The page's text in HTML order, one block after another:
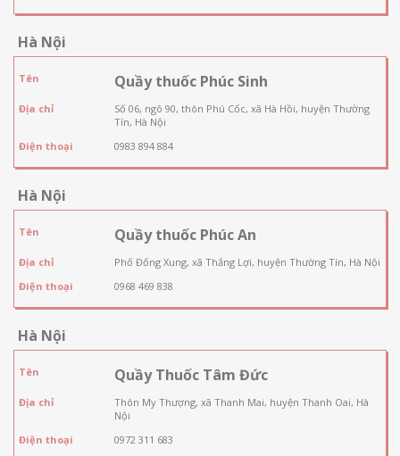
Hà Nội
Tên Quầy thuốc Phúc Sinh
Địa chỉ
Số 06, ngõ 90, thôn Phú Cốc, xã Hà Hồi, huyện Thường
Tín, Hà Nội
Điện thoại
0983 894 884
Hà Nội
Tên Quầy thuốc Phúc An
Địa chỉ
Phố Đống Xung, xã Thắng Lợi, huyện Thường Tín, Hà Nội
Điện thoại
0968 469 838
Hà Nội
Tên Quầy Thuốc Tâm Đức
Địa chỉ
Thôn My Thượng, xã Thanh Mai, huyện Thanh Oai, Hà
Nội
Điện thoại
0972 311 683